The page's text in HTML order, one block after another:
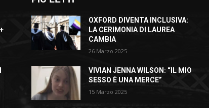
OXFORD DIVENTA INCLUSIVA:
LA CERIMONIA DI LAUREA
CAMBIA
26 Marzo 2025
VIVIAN JENNA WILSON: “IL MIO
SESSO È UNA MERCE”
15 Marzo 2025